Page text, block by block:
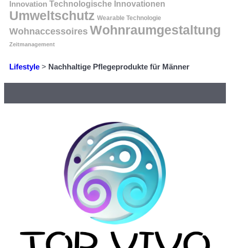
Innovation Technologische Innovationen
Umweltschutz Wearable Technologie
Wohnaccessoires Wohnraumgestaltung
Zeitmanagement
Lifestyle > Nachhaltige Pflegeprodukte für Männer